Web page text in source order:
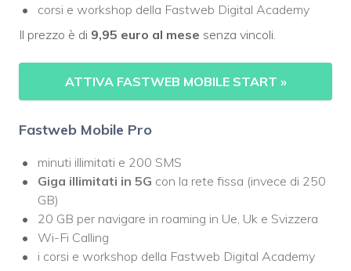
corsi e workshop della Fastweb Digital Academy
Il prezzo è di 9,95 euro al mese senza vincoli.
ATTIVA FASTWEB MOBILE START »
Fastweb Mobile Pro
minuti illimitati e 200 SMS
Giga illimitati in 5G con la rete fissa (invece di 250
GB)
20 GB per navigare in roaming in Ue, Uk e Svizzera
Wi-Fi Calling
i corsi e workshop della Fastweb Digital Academy